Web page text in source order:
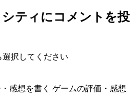
ティ にコメントを投
択してください
感想を書く ゲームの評価・感想